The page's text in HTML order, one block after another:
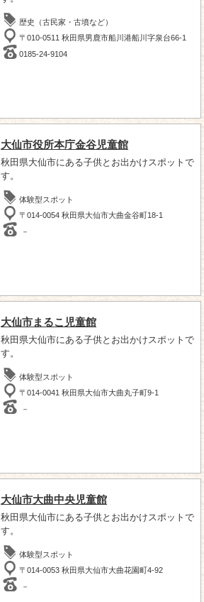
歴史（古民家・古墳など）
〒010-0511 秋田県男鹿市船川港船川字泉台66-1
0185-24-9104
大仙市役所本庁金谷児童館
秋田県大仙市にある子供とお出かけスポットで
す。
体験型スポット
〒014-0054 秋田県大仙市大曲金谷町18-1
－
大仙市まるこ児童館
秋田県大仙市にある子供とお出かけスポットで
す。
体験型スポット
〒014-0041 秋田県大仙市大曲丸子町9-1
－
大仙市大曲中央児童館
秋田県大仙市にある子供とお出かけスポットで
す。
体験型スポット
〒014-0053 秋田県大仙市大曲花園町4-92
－